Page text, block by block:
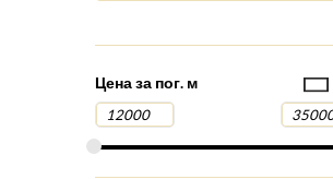
Цена за пог. м